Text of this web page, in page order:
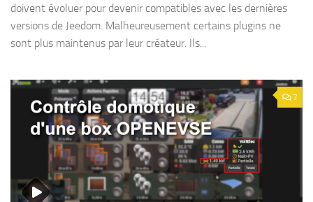
doivent évoluer pour devenir compatibles avec les dernières
versions de Jeedom. Malheureusement certains plugins ne
sont plus maintenus par leur créateur. Ils...
7